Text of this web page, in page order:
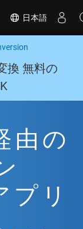
日本語
換 無料の
由の
リ